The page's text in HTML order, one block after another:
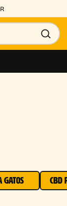
GATOS CBD